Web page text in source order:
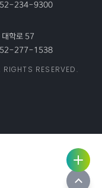
사용자
서비스
링크서
비스
234-9300
학로 57
277-1538
RESERVED.